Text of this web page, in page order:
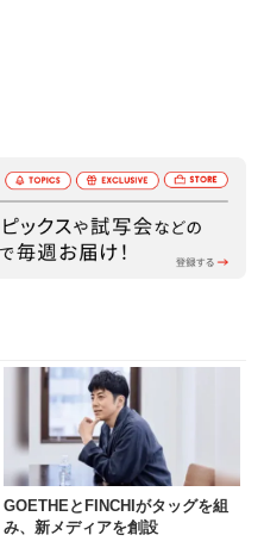
GOETHEとFINCHIがタッグを組
み、新メディアを創設